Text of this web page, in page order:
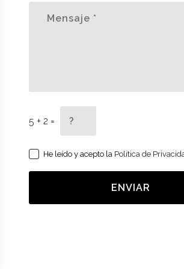
5 + 2 =
He leído y acepto la Política de
ENVIAR